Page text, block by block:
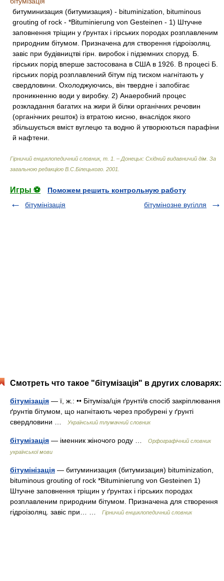
битуминизация (битумизация) - bituminization, bituminous
grouting of rock - *Bituminierung von Gesteinen - 1) Штучне
заповнення тріщин у ґрунтах і гірських породах розплавленим
природним бітумом. Призначена для створення гідроізоляц.
завіс при будівництві гірн. виробок і підземних споруд. Б.
гірських порід вперше застосована в США в 1926. В процесі Б.
гірських порід розплавлений бітум під тиском нагнітають у
свердловини. Охолоджуючись, він твердне і запобігає
проникненню води у виробку. 2) Анаеробний процес
розкладання багатих на жири й білки органічних речовин
(органічних решток) із втратою кисню, внаслідок якого
збільшується вміст вуглецю та водню й утворюються парафіни
й нафтени.
Гірничий енциклопедичний словник, т. 1. – Донецьк: Східний видавничий дім За
загальною редакцією В.С.Білецького 2001
Игры ⚽
Поможем решить контрольную работу
бітумінізація
бітумінозне вугілля
Смотреть что такое "бітумізація" в других словарях:
бітумізація — ї, ж.: •• Бітуміза/ція ґрунті/в спосіб закріплювання
ґрунтів бітумом, що нагнітають через пробурені у ґрунті
свердловини …
Український тлумачний словник
бітумізація — іменник жіночого роду …
Орфографічний словник
української мови
бітумінізація — битуминизация (битумизация) bituminization,
bituminous grouting of rock *Bituminierung von Gesteinen 1)
Штучне заповнення тріщин у ґрунтах і гірських породах
розплавленим природним бітумом. Призначена для створення
гідроізоляц. завіс при… …
Гірничий енциклопедичний словник